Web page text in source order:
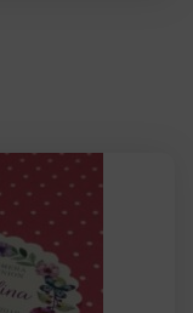
desde